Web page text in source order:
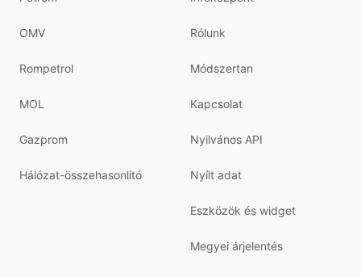
OMV
Rompetrol
MOL
Gazprom
Hálózat-összehasonlító
Rólunk
Módszertan
Kapcsolat
Nyilvános API
Nyílt adat
Eszközök és widget
Megyei árjelentés